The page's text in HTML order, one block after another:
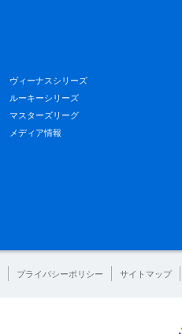
ヴィーナスシリーズ
ルーキーシリーズ
マスターズリーグ
メディア情報
プライバシーポリシー サイトマップ